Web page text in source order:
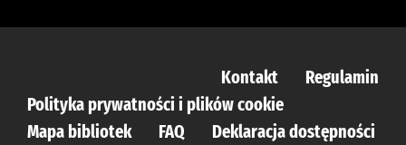
Kontakt
Regulamin
Polityka prywatności i plików cookie
Mapa bibliotek
FAQ Deklaracja dostępności